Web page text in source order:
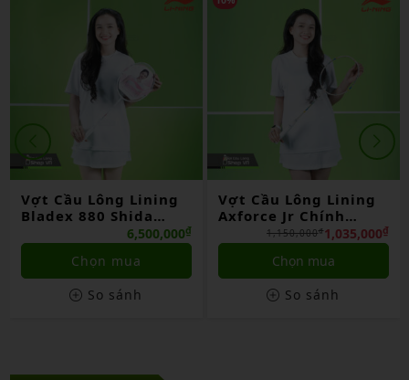
Vợt Cầu Lông Lining
Bladex 880 Shida
6,500,000₫
Chọn mua
So sánh
Vợt Cầu Lông Lining
Axforce Jr Chính
1,035,000₫
1,150,000₫
Chọn mua
So sánh